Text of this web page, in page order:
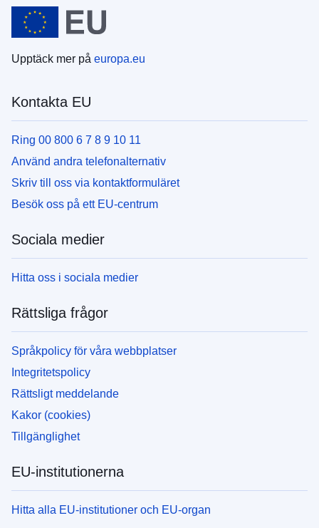
Upptäck mer på europa.eu
Kontakta EU
Ring 00 800 6 7 8 9 10 11
Använd andra telefonalternativ
Skriv till oss via kontaktformuläret
Besök oss på ett EU-centrum
Sociala medier
Hitta oss i sociala medier
Rättsliga frågor
Språkpolicy för våra webbplatser
Integritetspolicy
Rättsligt meddelande
Kakor (cookies)
Tillgänglighet
EU-institutionerna
Hitta alla EU-institutioner och EU-organ